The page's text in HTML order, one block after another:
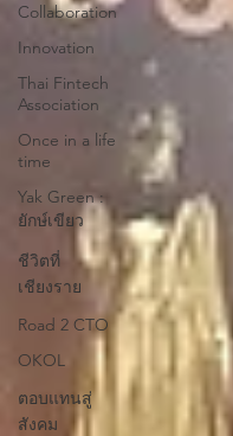
Collaboration
Innovation
Thai Fintech
Association
Once in a life
time
Yak Green :
ยักษ์เขียว
ชีวิตที่
เชียงราย
Road 2 CTO
OKOL
ตอบแทนสู่
สังคม